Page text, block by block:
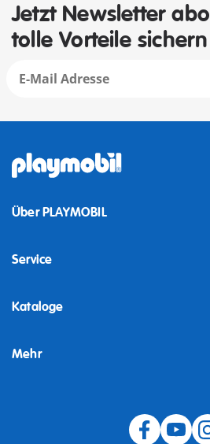
Jetzt Newsletter
tolle Vorteile sichern
Über PLAYMOBIL
Service
Kataloge
Mehr